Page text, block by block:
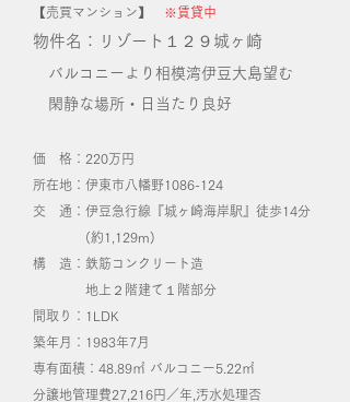
【売買マンション】 ※賃貸中
物件名：リゾート１２９城ヶ崎
バルコニーより相模湾伊豆大島望む
閑静な場所・日当たり良好
価 格：220万円
所在地：伊東市八幡野1086-124
交 通：伊豆急行線『城ヶ崎海岸駅』徒歩14分
(約1,129m)
構 造：鉄筋コンクリート造
地上２階建て１階部分
間取り：1LDK
築年月：1983年7月
専有面積：48.89㎡ バルコニー5.22㎡
分譲地管理費27,216円／年,汚水処理否